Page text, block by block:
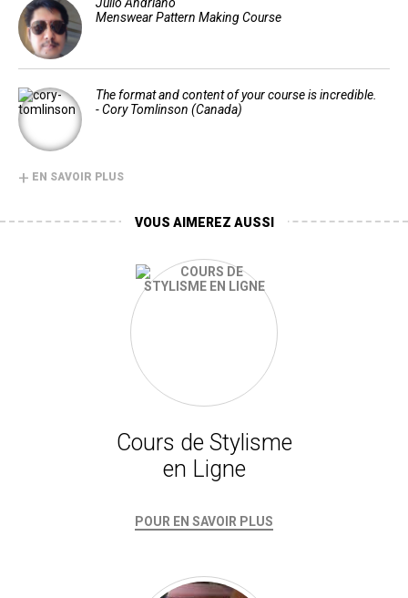
Menswear Pattern Making Course
The format and content of your course is incredible.
- Cory Tomlinson (Canada)
+ EN SAVOIR PLUS
VOUS AIMEREZ AUSSI
Cours de Stylisme
en Ligne
POUR EN SAVOIR PLUS